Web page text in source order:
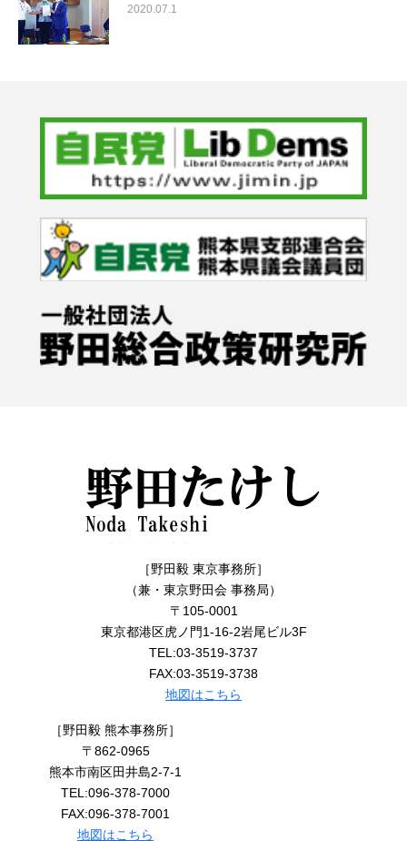
2020.07.1
［野田毅 東京事務所］
（兼・東京野田会 事務局）
〒105-0001
東京都港区虎ノ門1-16-2岩尾ビル3F
TEL:03-3519-3737
FAX:03-3519-3738
地図はこちら
［野田毅 熊本事務所］
〒862-0965
熊本市南区田井島2-7-1
TEL:096-378-7000
FAX:096-378-7001
地図はこちら